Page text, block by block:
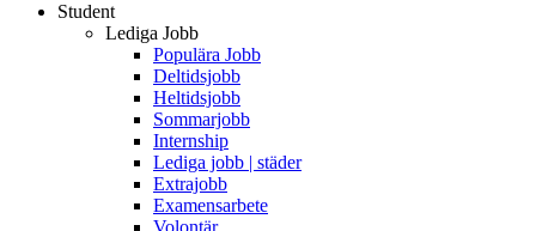
Student
Lediga Jobb
Populära Jobb
Deltidsjobb
Heltidsjobb
Sommarjobb
Internship
Lediga jobb | städer
Extrajobb
Examensarbete
Volontär